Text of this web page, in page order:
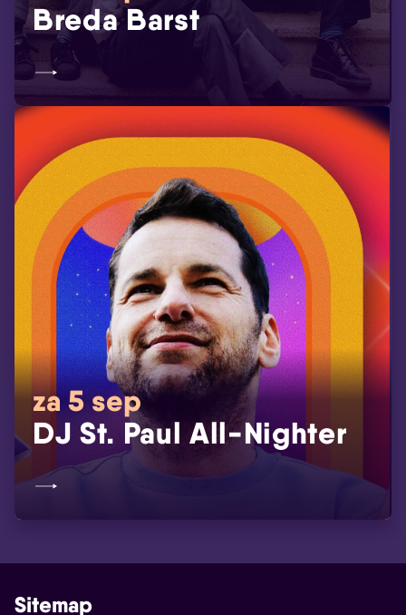
Breda Barst
za 5 sep
DJ St. Paul All-Nighter
Sitemap